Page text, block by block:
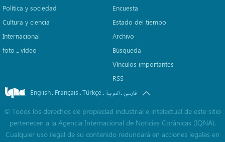
Política y sociedad
Cultura y ciencia
Internacional
foto ـ vídeo
Encuesta
Estado del tiempo
Archivo
Búsqueda
Vínculos importantes
RSS
English. Français.Türkçe. العربیة.فارسی
© Todos los derechos de propiedad industrial e intelectual de este sitio
pertenecen a la Agencia Internacional de Noticias Coránicas (IQNA).
Cualquier uso ilegal de su contenido redundará en acciones legales en